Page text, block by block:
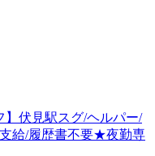
】伏見駅スグ/ヘルパー/
給/履歴書不要★夜勤専